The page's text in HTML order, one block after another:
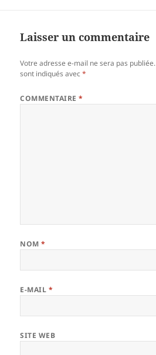
Laisser un commentaire
Votre adresse e-mail ne sera pas publiée.
sont indiqués avec*
COMMENTAIRE*
NOM*
E-MAIL *
SITE WEB